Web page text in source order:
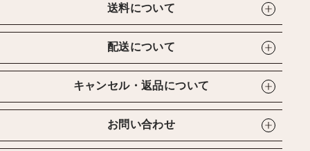
送料について
配送について
キャンセル・返品について
お問い合わせ